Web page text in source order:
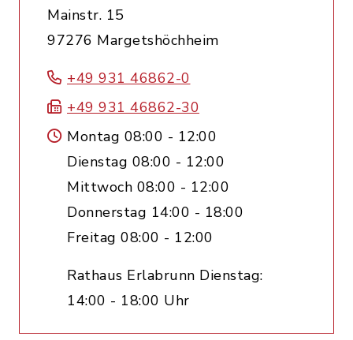
Mainstr. 15
97276 Margetshöchheim
+49 931 46862-0
+49 931 46862-30
Montag 08:00 - 12:00
Dienstag 08:00 - 12:00
Mittwoch 08:00 - 12:00
Donnerstag 14:00 - 18:00
Freitag 08:00 - 12:00
Rathaus Erlabrunn Dienstag:
14:00 - 18:00 Uhr